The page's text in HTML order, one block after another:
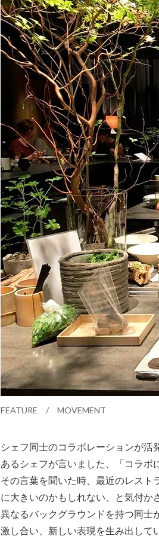
FEATURE / MOVEMENT
シェフ同士のコラボレーションが活
あるシェフが言いました、「コラボ
その言葉を聞いた時、最近のレスト
に大きいのかもしれない、と気付か
異なるバックグラウンドを持つ同士
激し合い、新しい表現を生み出し